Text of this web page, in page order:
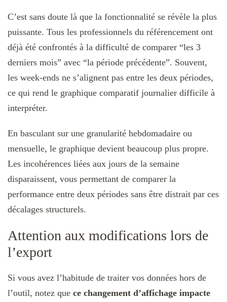
C’est sans doute là que la fonctionnalité se révèle la plus
puissante. Tous les professionnels du référencement ont
déjà été confrontés à la difficulté de comparer “les 3
derniers mois” avec “la période précédente”. Souvent,
les week-ends ne s’alignent pas entre les deux périodes,
ce qui rend le graphique comparatif journalier difficile à
interpréter.
En basculant sur une granularité hebdomadaire ou
mensuelle, le graphique devient beaucoup plus propre.
Les incohérences liées aux jours de la semaine
disparaissent, vous permettant de comparer la
performance entre deux périodes sans être distrait par ces
décalages structurels.
Attention aux modifications lors de
l’export
Si vous avez l’habitude de traiter vos données hors de
l’outil, notez que ce changement d’affichage impacte